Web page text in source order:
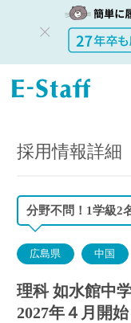
教員採用情
報のイー・
理科 如水館中学校高等学
採用情報詳細
分野不問！1学級2
広島県 中国
理科 如水館中
2027年４月開始